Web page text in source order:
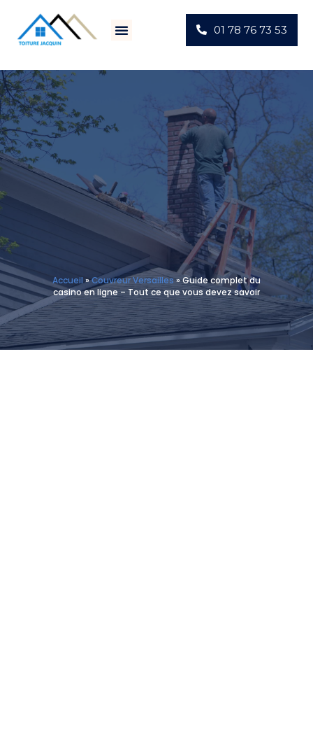
01 78 76 73 53
Accueil»Couvreur Versailles»Guide complet du
casino en ligne – Tout ce que vous devez savoir